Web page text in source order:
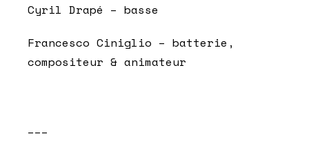
Cyril Drapé – basse
Francesco Ciniglio – batterie,
compositeur & animateur